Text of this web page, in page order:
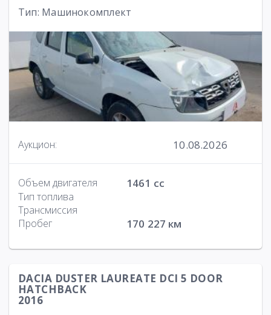
Тип: Машинокомплект
Аукцион: 10.08.2026
Объем двигателя 1461 cc
Тип топлива
Трансмиссия
Пробег
170 227 км
DACIA DUSTER LAUREATE DCI 5 DOOR
HATCHBACK
2016